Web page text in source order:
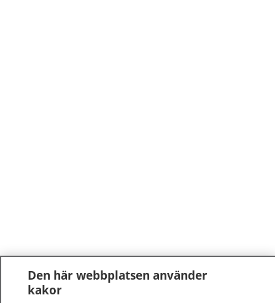
Den här webbplatsen använder
kakor